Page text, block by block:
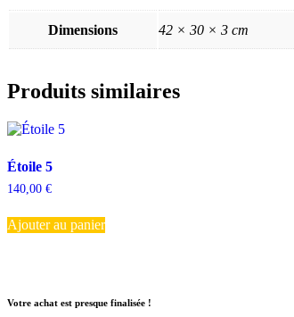
Dimensions 42 × 30 × 3 cm
Produits similaires
Étoile 5
140,00 €
Ajouter au panier
Votre achat est presque finalisée !